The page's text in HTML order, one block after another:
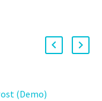
(Demo)